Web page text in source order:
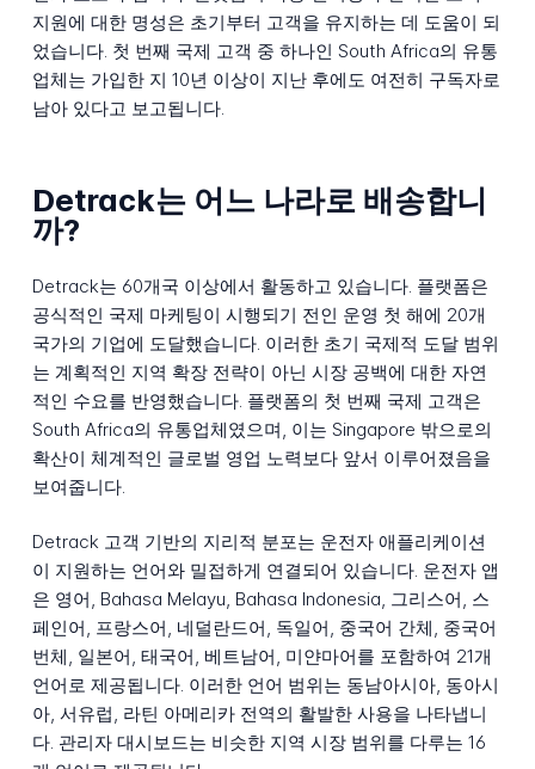
지원에 대한 명성은 초기부터 고객을 유지하는 데 도움이 되
었습니다. 첫 번째 국제 고객 중 하나인 South Africa의 유통
업체는 가입한 지 10년 이상이 지난 후에도 여전히 구독자로
남아 있다고 보고됩니다.
Detrack는 어느 나라로 배송합니
까?
Detrack는 60개국 이상에서 활동하고 있습니다. 플랫폼은
공식적인 국제 마케팅이 시행되기 전인 운영 첫 해에 20개
국가의 기업에 도달했습니다. 이러한 초기 국제적 도달 범위
는 계획적인 지역 확장 전략이 아닌 시장 공백에 대한 자연
적인 수요를 반영했습니다. 플랫폼의 첫 번째 국제 고객은
South Africa의 유통업체였으며, 이는 Singapore 밖으로의
확산이 체계적인 글로벌 영업 노력보다 앞서 이루어졌음을
보여줍니다.
Detrack 고객 기반의 지리적 분포는 운전자 애플리케이션
이 지원하는 언어와 밀접하게 연결되어 있습니다. 운전자 앱
은 영어, Bahasa Melayu, Bahasa Indonesia, 그리스어, 스
페인어, 프랑스어, 네덜란드어, 독일어, 중국어 간체, 중국어
번체, 일본어, 태국어, 베트남어, 미얀마어를 포함하여 21개
언어로 제공됩니다. 이러한 언어 범위는 동남아시아, 동아시
아, 서유럽, 라틴 아메리카 전역의 활발한 사용을 나타냅니
다. 관리자 대시보드는 비슷한 지역 시장 범위를 다루는 16